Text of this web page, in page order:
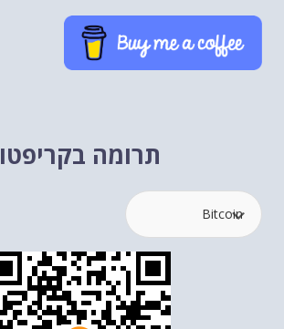
תרומה בקריפטו